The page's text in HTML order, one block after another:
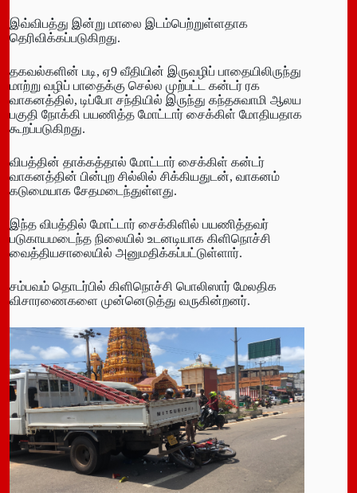
இவ்விபத்து இன்று மாலை இடம்பெற்றுள்ளதாக
தெரிவிக்கப்படுகிறது.
தகவல்களின் படி, ஏ9 வீதியின் இருவழிப் பாதையிலிருந்து
மாற்று வழிப் பாதைக்கு செல்ல முற்பட்ட கன்டர் ரக
வாகனத்தில், டிப்போ சந்தியில் இருந்து கந்தசுவாமி ஆலய
பகுதி நோக்கி பயணித்த மோட்டார் சைக்கிள் மோதியதாக
கூறப்படுகிறது.
விபத்தின் தாக்கத்தால் மோட்டார் சைக்கிள் கன்டர்
வாகனத்தின் பின்புற சில்லில் சிக்கியதுடன், வாகனம்
கடுமையாக சேதமடைந்துள்ளது.
இந்த விபத்தில் மோட்டார் சைக்கிளில் பயணித்தவர்
படுகாயமடைந்த நிலையில் உடனடியாக கிளிநொச்சி
வைத்தியசாலையில் அனுமதிக்கப்பட்டுள்ளார்.
சம்பவம் தொடர்பில் கிளிநொச்சி பொலிஸார் மேலதிக
விசாரணைகளை முன்னெடுத்து வருகின்றனர்.